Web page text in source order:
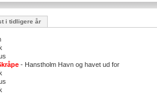
i tidligere år
- Hanstholm Havn og havet ud for